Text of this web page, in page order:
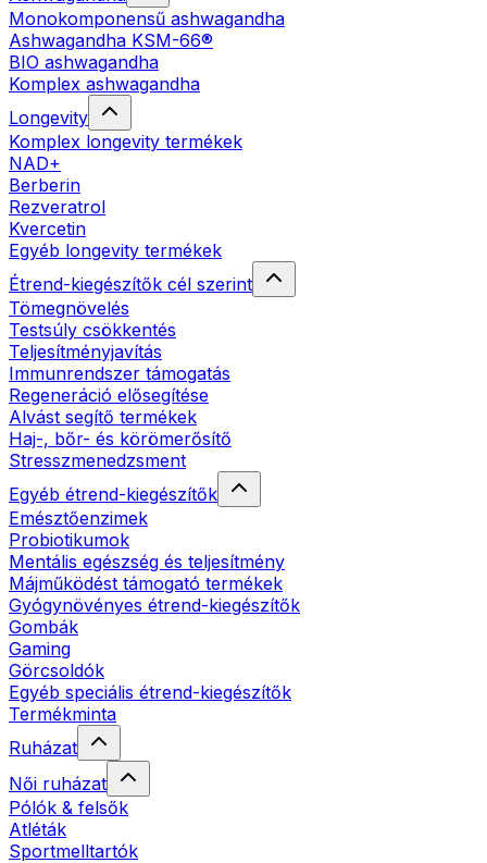
Monokomponensű ashwagandha
Ashwagandha KSM-66®
BIO ashwagandha
Komplex ashwagandha
Longevity
Komplex longevity termékek
NAD+
Berberin
Rezveratrol
Kvercetin
Egyéb longevity termékek
Étrend-kiegészítők cél szerint
Tömegnövelés
Testsúly csökkentés
Teljesítményjavítás
Immunrendszer támogatás
Regeneráció elősegítése
Alvást segítő termékek
Haj-, bőr- és körömerősítő
Stresszmenedzsment
Egyéb étrend-kiegészítők
Emésztőenzimek
Probiotikumok
Mentális egészség és teljesítmény
Májműködést támogató termékek
Gyógynövényes étrend-kiegészítők
Gombák
Gaming
Görcsoldók
Egyéb speciális étrend-kiegészítők
Termékminta
Ruházat
Női ruházat
Pólók & felsők
Atléták
Sportmelltartók